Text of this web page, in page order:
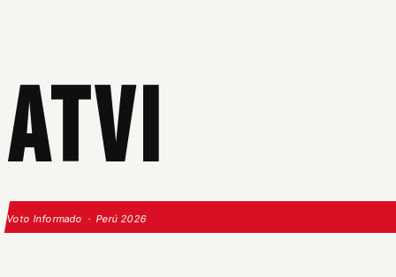
ATVI
Voto Informado · Perú 2026